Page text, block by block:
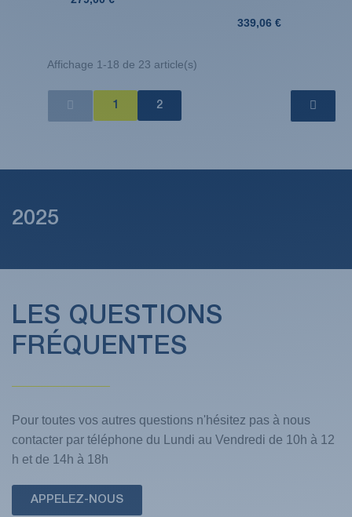
339,06 €
Affichage 1-18 de 23 article(s)
1 2
2025
LES QUESTIONS
FRÉQUENTES
Pour toutes vos autres questions n'hésitez pas à nous
contacter par téléphone du Lundi au Vendredi de 10h à 12
h et de 14h à 18h
APPELEZ-NOUS